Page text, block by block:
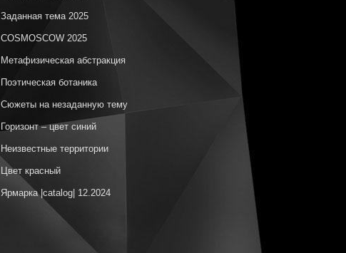
Заданная тема 2025
COSMOSCOW 2025
Метафизическая абстракция
Поэтическая ботаника
Сюжеты на незаданную тему
Горизонт – цвет синий
Неизвестные территории
Цвет красный
Ярмарка |catalog| 12.2024
Архипелаг Утопий
COSMOSCOW 2024